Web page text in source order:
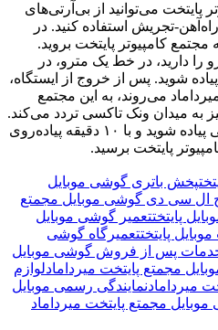
پایتخت می‌توانید از بی‌آرتی‌های
تجریش استفاده کنید. در
مجتمع کامپیوتر پایتخت بروید.
را دارید، در خط یک مترو، در
شوید. پس از خروج از ایستگاه،
می‌روند، به این مجتمع
به میدان ونک تاکسی تردد می‌کند.
می‌توانید در میدان ونک از تاکسی پیاده شوید و با ۱۰ دقیقه پیاده‌روی
پایتخت برسید.
پخش باتری گوشی موبایل
ال سی دی گوشی موبایل مجمتع
پایتختتعمیر گوشی موبایل
پایتختتعمیرگاه گوشی
پس از فروش گوشی موبایل
مجمتع پایتخت میردامادلوازم
میردامادنمایندگی رسمی موبایل
مجمتع پایتخت میرداماد